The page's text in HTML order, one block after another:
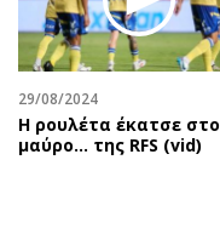
29/08/2024
Η ρουλέτα έκατσε στο
μαύρο… της RFS (vid)